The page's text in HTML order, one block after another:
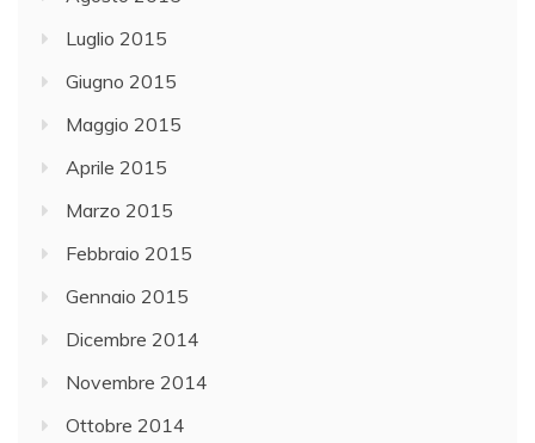
Luglio 2015
Giugno 2015
Maggio 2015
Aprile 2015
Marzo 2015
Febbraio 2015
Gennaio 2015
Dicembre 2014
Novembre 2014
Ottobre 2014